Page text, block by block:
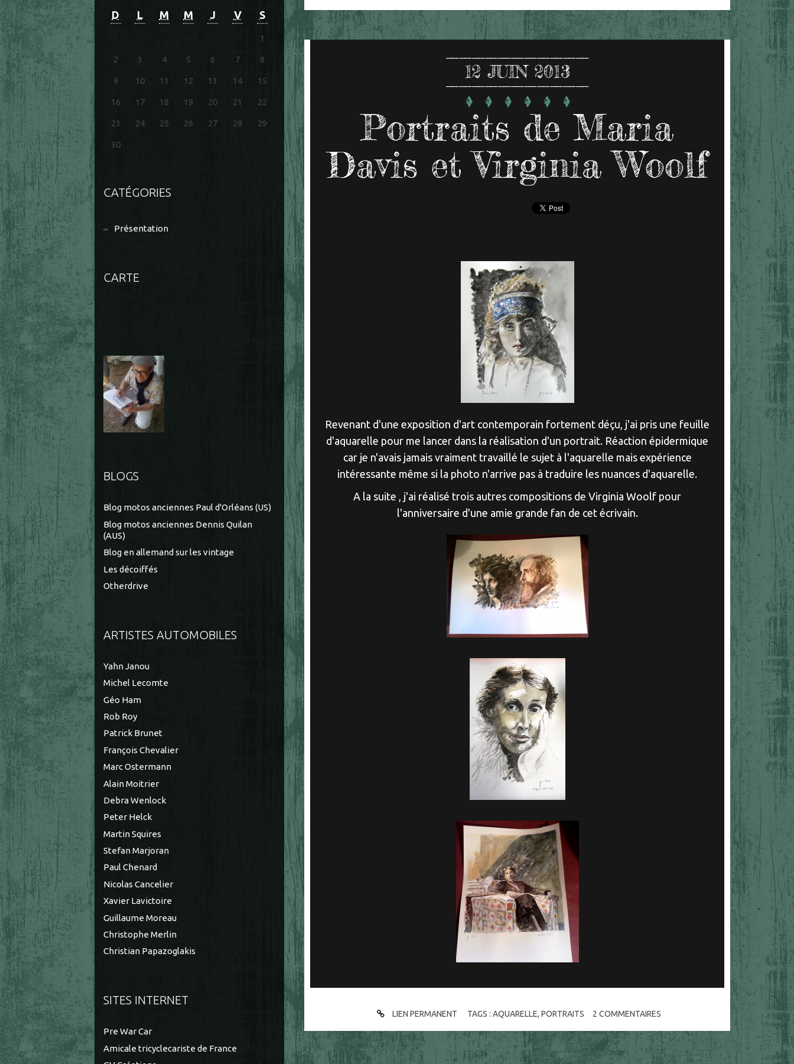
D L M M J V S
1
2 3 4 5 6 7 8
9 10 11 12 13 14 15
16 17 18 19 20 21 22
23 24 25 26 27 28 29
30
CATÉGORIES
Présentation
CARTE
BLOGS
Blog motos anciennes Paul d'Orléans (US)
Blog motos anciennes Dennis Quilan
(AUS)
Blog en allemand sur les vintage
Les décoiffés
Otherdrive
ARTISTES AUTOMOBILES
Yahn Janou
Michel Lecomte
Géo Ham
Rob Roy
Patrick Brunet
François Chevalier
Marc Ostermann
Alain Moitrier
Debra Wenlock
Peter Helck
Martin Squires
Stefan Marjoran
Paul Chenard
Nicolas Cancelier
Xavier Lavictoire
Guillaume Moreau
Christophe Merlin
Christian Papazoglakis
SITES INTERNET
Pre War Car
Amicale tricyclecariste de France
12 JUIN 2013
Portraits de Maria
Davis et Virginia Woolf
Revenant d'une exposition d'art contemporain fortement déçu, j'ai pris une feuille
d'aquarelle pour me lancer dans la réalisation d'un portrait. Réaction épidermique
car je n'avais jamais vraiment travaillé le sujet à l'aquarelle mais expérience
intéressante même si la photo n'arrive pas à traduire les nuances d'aquarelle.
A la suite , j'ai réalisé trois autres compositions de Virginia Woolf pour
l'anniversaire d'une amie grande fan de cet écrivain.
LIEN PERMANENT TAGS :AQUARELLE,PORTRAITS 2 COMMENTAIRES